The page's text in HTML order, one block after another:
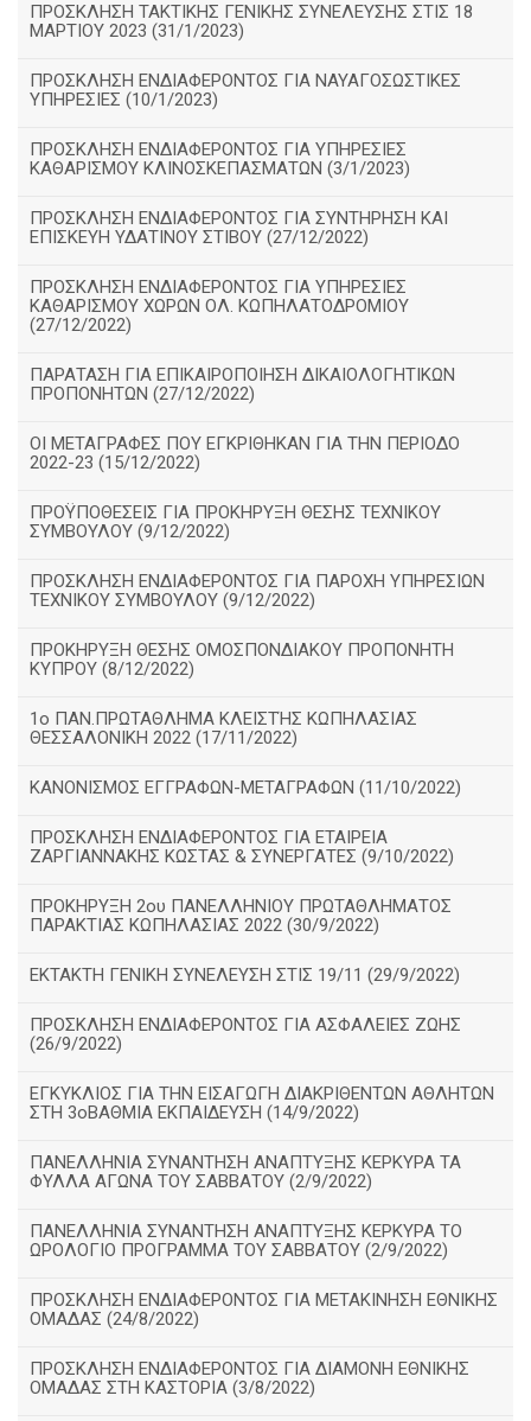
ΠΡΟΣΚΛΗΣΗ ΤΑΚΤΙΚΗΣ ΓΕΝΙΚΗΣ ΣΥΝΕΛΕΥΣΗΣ ΣΤΙΣ 18
ΜΑΡΤΙΟΥ 2023 (31/1/2023)
ΠΡΟΣΚΛΗΣΗ ΕΝΔΙΑΦΕΡΟΝΤΟΣ ΓΙΑ ΝΑΥΑΓΟΣΩΣΤΙΚΕΣ
ΥΠΗΡΕΣΙΕΣ (10/1/2023)
ΠΡΟΣΚΛΗΣΗ ΕΝΔΙΑΦΕΡΟΝΤΟΣ ΓΙΑ ΥΠΗΡΕΣΙΕΣ
ΚΑΘΑΡΙΣΜΟΥ ΚΛΙΝΟΣΚΕΠΑΣΜΑΤΩΝ (3/1/2023)
ΠΡΟΣΚΛΗΣΗ ΕΝΔΙΑΦΕΡΟΝΤΟΣ ΓΙΑ ΣΥΝΤΗΡΗΣΗ ΚΑΙ
ΕΠΙΣΚΕΥΗ ΥΔΑΤΙΝΟΥ ΣΤΙΒΟΥ (27/12/2022)
ΠΡΟΣΚΛΗΣΗ ΕΝΔΙΑΦΕΡΟΝΤΟΣ ΓΙΑ ΥΠΗΡΕΣΙΕΣ
ΚΑΘΑΡΙΣΜΟΥ ΧΩΡΩΝ ΟΛ. ΚΩΠΗΛΑΤΟΔΡΟΜΙΟΥ
(27/12/2022)
ΠΑΡΑΤΑΣΗ ΓΙΑ ΕΠΙΚΑΙΡΟΠΟΙΗΣΗ ΔΙΚΑΙΟΛΟΓΗΤΙΚΩΝ
ΠΡΟΠΟΝΗΤΩΝ (27/12/2022)
ΟΙ ΜΕΤΑΓΡΑΦΕΣ ΠΟΥ ΕΓΚΡΙΘΗΚΑΝ ΓΙΑ ΤΗΝ ΠΕΡΙΟΔΟ
2022-23 (15/12/2022)
ΠΡΟΫΠΟΘΕΣΕΙΣ ΓΙΑ ΠΡΟΚΗΡΥΞΗ ΘΕΣΗΣ ΤΕΧΝΙΚΟΥ
ΣΥΜΒΟΥΛΟΥ (9/12/2022)
ΠΡΟΣΚΛΗΣΗ ΕΝΔΙΑΦΕΡΟΝΤΟΣ ΓΙΑ ΠΑΡΟΧΗ ΥΠΗΡΕΣΙΩΝ
ΤΕΧΝΙΚΟΥ ΣΥΜΒΟΥΛΟΥ (9/12/2022)
ΠΡΟΚΗΡΥΞΗ ΘΕΣΗΣ ΟΜΟΣΠΟΝΔΙΑΚΟΥ ΠΡΟΠΟΝΗΤΗ
ΚΥΠΡΟΥ (8/12/2022)
1ο ΠΑΝ.ΠΡΩΤΑΘΛΗΜΑ ΚΛΕΙΣΤΉΣ ΚΩΠΗΛΑΣΙΑΣ
ΘΕΣΣΑΛΟΝΙΚΗ 2022 (17/11/2022)
ΚΑΝΟΝΙΣΜΟΣ ΕΓΓΡΑΦΩΝ-ΜΕΤΑΓΡΑΦΩΝ (11/10/2022)
ΠΡΟΣΚΛΗΣΗ ΕΝΔΙΑΦΕΡΟΝΤΟΣ ΓΙΑ ΕΤΑΙΡΕΙΑ
ΖΑΡΓΙΑΝΝΑΚΗΣ ΚΩΣΤΑΣ & ΣΥΝΕΡΓΑΤΕΣ (9/10/2022)
ΠΡΟΚΗΡΥΞΗ 2ου ΠΑΝΕΛΛΗΝΙΟΥ ΠΡΩΤΑΘΛΗΜΑΤΟΣ
ΠΑΡΑΚΤΙΑΣ ΚΩΠΗΛΑΣΙΑΣ 2022 (30/9/2022)
ΕΚΤΑΚΤΗ ΓΕΝΙΚΗ ΣΥΝΕΛΕΥΣΗ ΣΤΙΣ 19/11 (29/9/2022)
ΠΡΟΣΚΛΗΣΗ ΕΝΔΙΑΦΕΡΟΝΤΟΣ ΓΙΑ ΑΣΦΑΛΕΙΕΣ ΖΩΗΣ
(26/9/2022)
ΕΓΚΥΚΛΙΟΣ ΓΙΑ ΤΗΝ ΕΙΣΑΓΩΓΗ ΔΙΑΚΡΙΘΕΝΤΩΝ ΑΘΛΗΤΩΝ
ΣΤΗ 3οΒΑΘΜΙΑ ΕΚΠΑΙΔΕΥΣΗ (14/9/2022)
ΠΑΝΕΛΛΗΝΙΑ ΣΥΝΑΝΤΗΣΗ ΑΝΑΠΤΥΞΗΣ ΚΕΡΚΥΡΑ ΤΑ
ΦΥΛΛΑ ΑΓΩΝΑ ΤΟΥ ΣΑΒΒΑΤΟΥ (2/9/2022)
ΠΑΝΕΛΛΗΝΙΑ ΣΥΝΑΝΤΗΣΗ ΑΝΑΠΤΥΞΗΣ ΚΕΡΚΥΡΑ ΤΟ
ΩΡΟΛΟΓΙΟ ΠΡΟΓΡΑΜΜΑ ΤΟΥ ΣΑΒΒΑΤΟΥ (2/9/2022)
ΠΡΟΣΚΛΗΣΗ ΕΝΔΙΑΦΕΡΟΝΤΟΣ ΓΙΑ ΜΕΤΑΚΙΝΗΣΗ ΕΘΝΙΚΗΣ
ΟΜΑΔΑΣ (24/8/2022)
ΠΡΟΣΚΛΗΣΗ ΕΝΔΙΑΦΕΡΟΝΤΟΣ ΓΙΑ ΔΙΑΜΟΝΗ ΕΘΝΙΚΗΣ
ΟΜΑΔΑΣ ΣΤΗ ΚΑΣΤΟΡΙΑ (3/8/2022)